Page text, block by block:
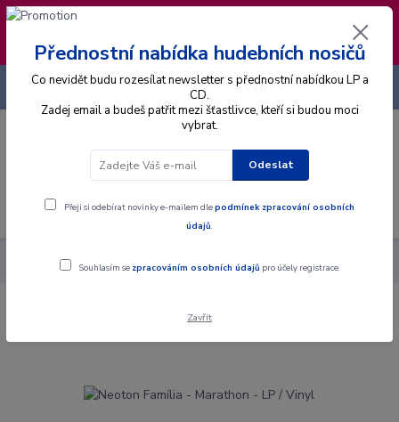
❣️ Od 4.8. do 13.8. čerpám dovolenou. Datum
expedice objednávek se posouvá na pátek
14.8.2026 🐋
Menu
CZK
+420 725 736 293
Alba Gramodesky Neoton Família - Marathon - LP / Vinyl
Neoton Família - Marathon - LP / Vinyl
Přednostní nabídka hudebních nosičů
Co nevidět budu rozesílat newsletter s přednostní nabídkou LP a
CD.
Zadej email a budeš patřit mezi šťastlivce, kteří si budou moci
vybrat.
Odeslat
Přeji si odebírat novinky e-mailem dlepodmínek zpracování osobních
údajů.
Souhlasím se zpracováním osobních údajů pro účely registrace.
Zavřít